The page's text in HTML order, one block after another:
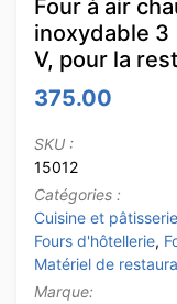
Four à air
inoxydable 3
V, pour la
375.00
SKU :
15012
Catégories :
Cuisine et pâtisserie
Fours d'hôtellerie,
Matériel de
Marque: